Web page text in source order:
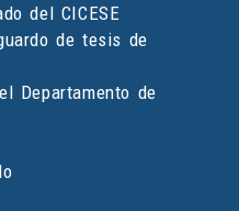
del CICESE
de tesis de
Departamento de